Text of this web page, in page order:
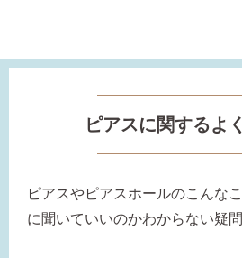
季節ごとにリボンのカラーが変わる
ピアスに関するよ
ピアスやピアスホールのこんな
に聞いていいのかわからない疑